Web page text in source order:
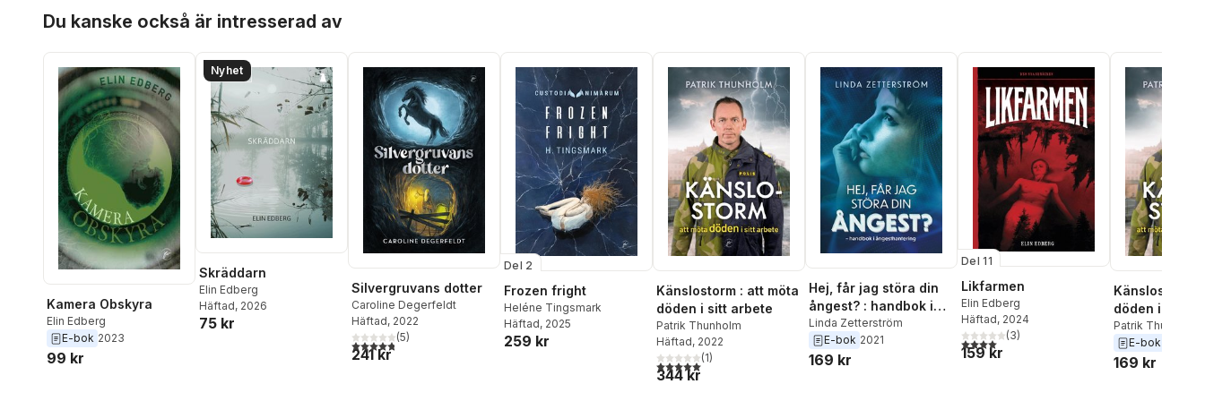
Wallander , Julia Mäkkylä
Katarina Brolin,Kenny
Lidberg , Kristina
Danielsson,Maria
Ruokolahti ,Maria
Wallerfrost,Michèle
Glatthard ,Mikael Lejdeby
Naya Sihm,Patrik
Centerwall,Patrik
Söderberg,Sabine
Mickelsson,Sara Salkvist
Sofie Persson, Ulrika Häll-
Lundgren
Du kanske också är intresserad av
Kamera Obskyra
Elin Edberg
E-bok 2023
99 kr
Nyhet
Skräddarn
Elin Edberg
Häftad, 2026
75 kr
Silvergruvans dotter
Caroline Degerfeldt
Häftad, 2022
4,8utav 5 stjärnor. Totalt antal röster:
(5)
241 kr
Del 2
Frozen fright
Heléne Tingsmark
Häftad, 2025
259 kr
Känslostorm : att möta
döden i sitt arbete
Patrik Thunholm
Häftad, 2022
5,0utav 5 stjärnor. Totalt antal röster:
(1)
344 kr
Hej, får jag störa din
ångest? : handbok i
ångesthantering
Linda Zetterström
E-bok 2021
169 kr
Del 11
Likfarmen
Elin Edberg
Häftad, 2024
4,0utav 5 stjärnor. Totalt antal röster:
(3)
159 kr
Känslostorm :
döden i sitt
Patrik Thunholm
E-bok
169 kr